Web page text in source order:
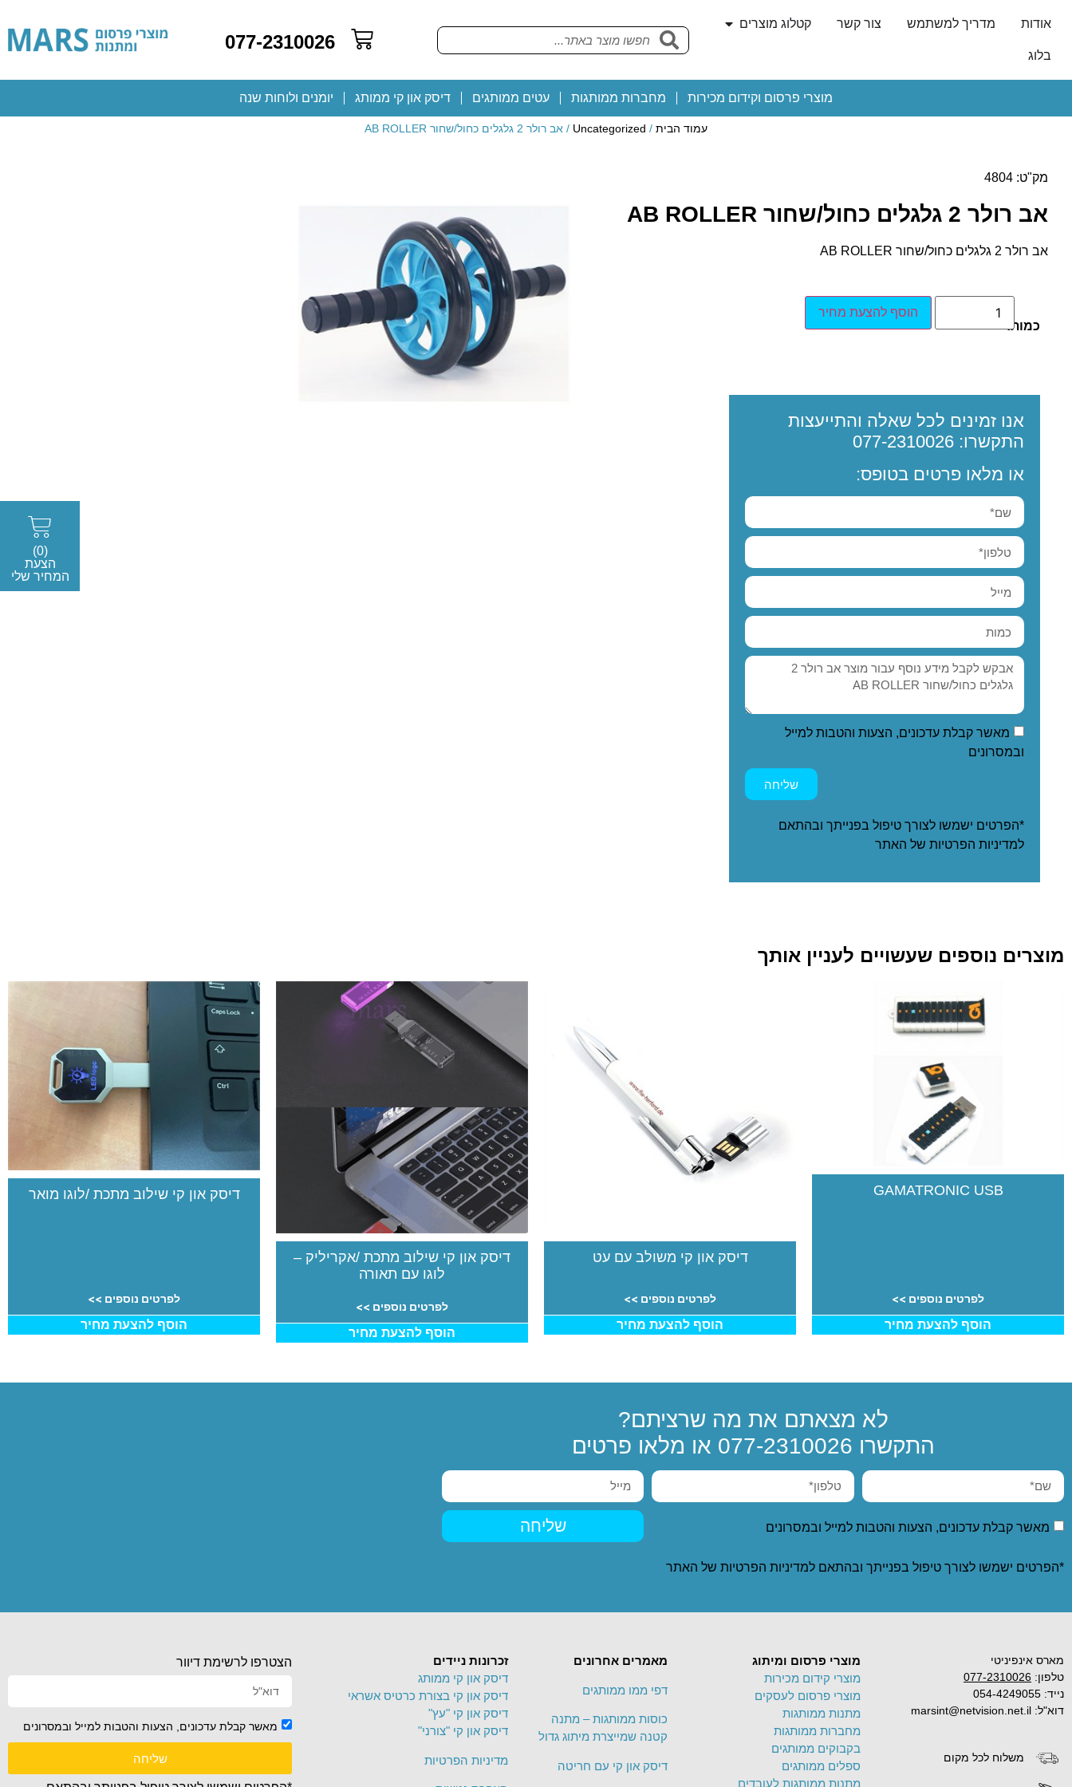
אודות מדריך למשתמש צור קשר קטלוג מוצרים
בלוג
077-2310026
מוצרי פרסום וקידום מכירות מחברות ממותגות עטים ממותגים דיסק און קי ממותג יומנים ולוחות שנה
עמוד הבית /
Uncategorized / אב רולר 2 גלגלים כחול/שחור AB ROLLER
מק"ט: 4804
אב רולר 2 גלגלים כחול/שחור AB ROLLER
אב רולר 2 גלגלים כחול/שחור AB ROLLER
כמות:
הוסף להצעת מחיר
אנו זמינים לכל שאלה והתייעצות
התקשרו: 077-2310026
או מלאו פרטים בטופס:
מאשר קבלת עדכונים, הצעות והטבות למייל
ובמסרונים
שליחה
*הפרטים ישמשו לצורך טיפול בפנייתך ובהתאם
למדיניות הפרטיות של האתר
מוצרים נוספים שעשויים לעניין אותך
GAMATRONIC USB
לפרטים נוספים >>
הוסף להצעת מחיר
דיסק און קי משולב עם עט
לפרטים נוספים >>
הוסף להצעת מחיר
דיסק און קי שילוב מתכת /אקריליק –
לוגו עם תאורה
לפרטים נוספים >>
הוסף להצעת מחיר
דיסק און קי שילוב מתכת /לוגו מואר
לפרטים נוספים >>
הוסף להצעת מחיר
לא מצאתם את מה שרציתם?
התקשרו 077-2310026 או מלאו פרטים
מאשר קבלת עדכונים, הצעות והטבות למייל ובמסרונים שליחה
*הפרטים ישמשו לצורך טיפול בפנייתך ובהתאם למדיניות הפרטיות של האתר
מארס אינפיניטי
טלפון: 077-2310026
נייד: 054-4249055
דוא"ל: marsint@netvision.net.il
משלוח לכל מקום
מוצרי פרסום ומיתוג
מוצרי קידום מכירות
מוצרי פרסום לעסקים
מתנות ממותגות
מחברות ממותגות
בקבוקים ממותגים
ספלים ממותגים
מתנות ממותגות לעובדים
מאמרים אחרונים
דפי ממו ממותגים
כוסות ממותגות – מתנה
קטנה שמייצרת מיתוג גדול
דיסק און קי עם חריטה
זכרונות ניידים
דיסק און קי ממותג
דיסק און קי בצורת כרטיס אשראי
דיסק און קי "עץ"
דיסק און קי "צורני"
מדיניות הפרטיות
הצטרפו לרשימת דיוור
מאשר קבלת עדכונים, הצעות והטבות למייל ובמסרונים
שליחה
(0)
הצעת
המחיר שלי